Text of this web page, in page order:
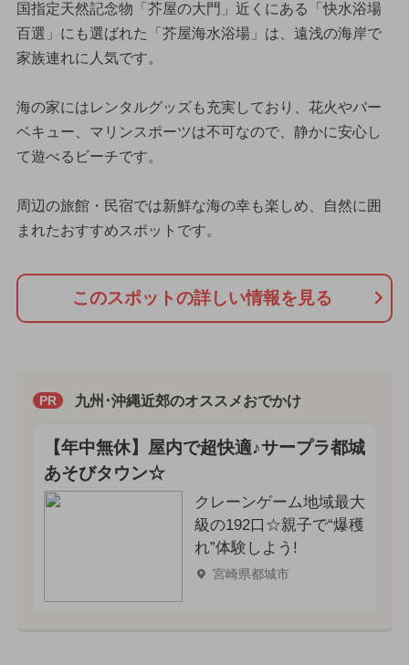
国指定天然記念物「芥屋の大門」近くにある「快水浴場
百選」にも選ばれた「芥屋海水浴場」は、遠浅の海岸で
家族連れに人気です。
海の家にはレンタルグッズも充実しており、花火やバー
ベキュー、マリンスポーツは不可なので、静かに安心し
て遊べるビーチです。
周辺の旅館・民宿では新鮮な海の幸も楽しめ、自然に囲
まれたおすすめスポットです。
このスポットの詳しい情報を見る
PR 九州･沖縄近郊のオススメおでかけ
【年中無休】屋内で超快適♪サープラ都城
あそびタウン☆
クレーンゲーム地域最大
級の192口☆親子で“爆穫
れ”体験しよう!
宮崎県都城市